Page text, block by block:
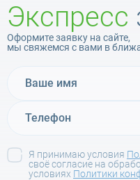
Экспресс
Оформите заявку на сайте,
мы свяжемся с вами в
Я принимаю условия
своё согласие на
условиях Политики